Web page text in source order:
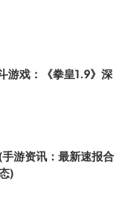
游戏：《拳皇1.9》深
游资讯：最新速报合
)